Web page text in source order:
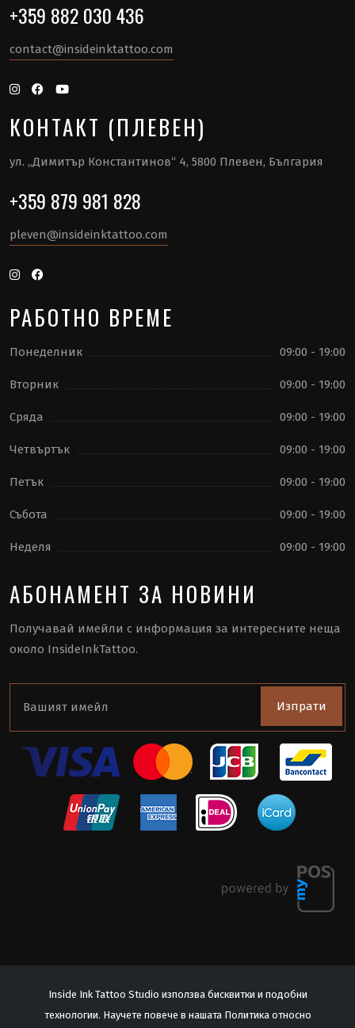
+359 882 030 436
contact@insideinktattoo.com
КОНТАКТ (ПЛЕВЕН)
ул. „Димитър Константинов“ 4, 5800 Плевен, България
+359 879 981 828
pleven@insideinktattoo.com
РАБОТНО ВРЕМЕ
Понеделник 09:00 - 19:00
Вторник 09:00 - 19:00
Сряда 09:00 - 19:00
Четвъртък 09:00 - 19:00
Петък 09:00 - 19:00
Събота 09:00 - 19:00
Неделя 09:00 - 19:00
АБОНАМЕНТ ЗА НОВИНИ
Получавай имейли с информация за интересните неща
около InsideInkTattoo.
Изпрати
© 2026 Inside Ink Tattoo Studio. All Rights Reserved.
Inside Ink Tattoo Studio използва бисквитки и подобни
технологии. Научете повече в нашата Политика относно